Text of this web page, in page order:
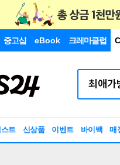
중고샵 eBook 크레마클럽
트 신상품 이벤트 바이백 매